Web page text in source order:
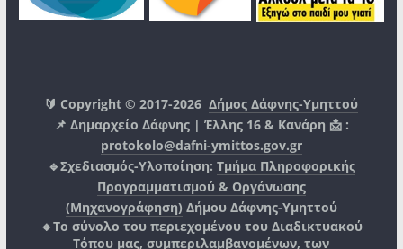
🔰 Copyright © 2017-2026Δήμος Δάφνης-Υμηττού
📌 Δημαρχείο Δάφνης | Έλλης 16 & Κανάρη 📩 :
protokolo@dafni-ymittos.gov.gr
🔹Σχεδιασμός-Υλοποίηση: Τμήμα Πληροφορικής
Προγραμματισμού & Οργάνωσης
(Μηχανογράφηση) Δήμου Δάφνης-Υμηττού
🔸Το σύνολο του περιεχομένου του Διαδικτυακού
Τόπου μας, συμπεριλαμβανομένων, των